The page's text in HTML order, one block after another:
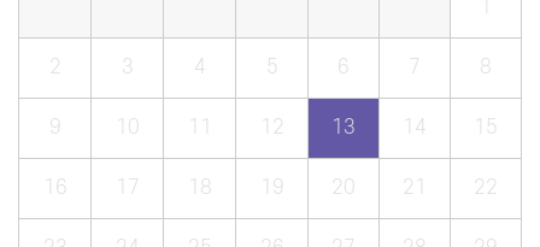
1
2 3 4 5 6 7 8
9 10 11 12 13 14 15
16 17 18 19 20 21 22